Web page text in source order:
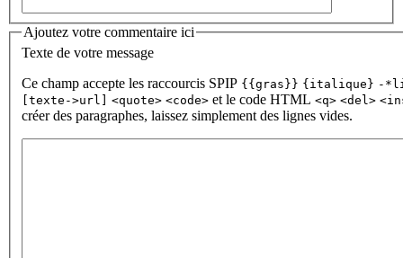
Ajoutez votre commentaire ici
Texte de votre message
Ce champ accepte les raccourcis SPIP {{gras}} {italique} -
[texte->url]
<quote> <code> et le code HTML <q> <del>
créer des paragraphes, laissez simplement des lignes vides.